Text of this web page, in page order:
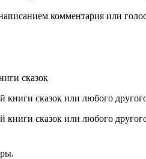
комментария или
сказок
книги сказок или любого
книги сказок или любого